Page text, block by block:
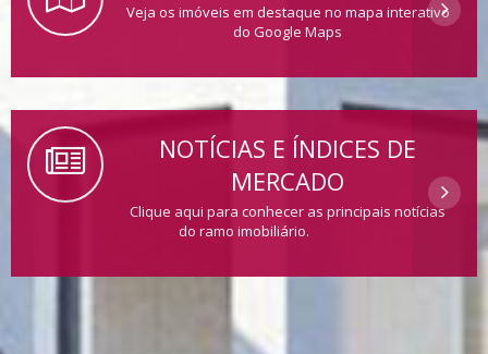
Veja os imóveis em destaque no mapa interativo
do Google Maps
NOTÍCIAS E ÍNDICES DE
MERCADO
Clique aqui para conhecer as principais notícias
do ramo imobiliário.